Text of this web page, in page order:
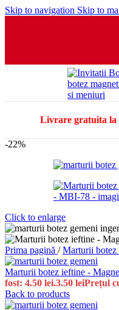
Skip to navigation Skip to
Livrare gratuita la
-22%
Click to enlarge
Prima pagină / Marturii botez
Marturii botez ieftine -
fost: 4.50 lei.3.50 leiPrețul
Back to products